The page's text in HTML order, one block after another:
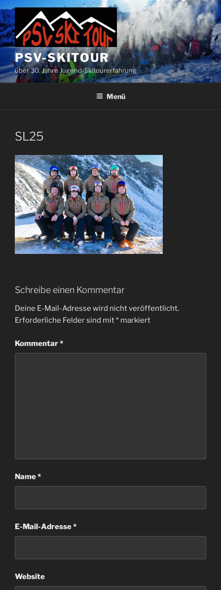
Zum
Inhalt
springen
PSV-SKITOUR
über 30. Jahre Jugend-Skitourerfahrung
Menü
SL25
Schreibe einen Kommentar
Deine E-Mail-Adresse wird nicht veröffentlicht.
Erforderliche Felder sind mit* markiert
Kommentar*
Name*
E-Mail-Adresse*
Website